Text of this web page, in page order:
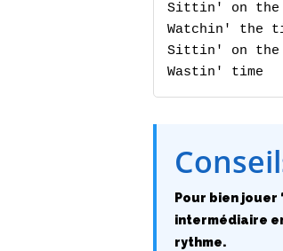
Sittin' on the
Watchin' the
Sittin' on the
Wastin' time
Pour bien jouer
intermédiaire
rythme.